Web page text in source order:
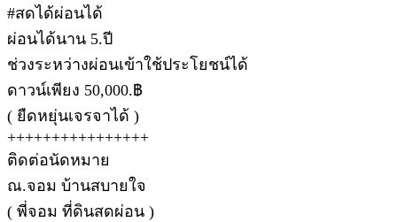
#สดได้ผ่อนได้
ผ่อนได้นาน 5.ปี
ช่วงระหว่างผ่อนเข้าใช้ประโยชน์ได้
ดาวน์เพียง 50,000.฿
( ยืดหยุ่นเจรจาได้ )
++++++++++++++++
ติดต่อนัดหมาย
ณ.จอม บ้านสบายใจ
( พี่จอม ที่ดินสดผ่อน )